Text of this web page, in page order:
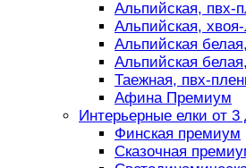
Альпийская, пвх-
Альпийская,
Альпийская
Альпийская
Таежная, пвх-
Афина Премиум
Интерьерные елки от
Финская премиум
Сказочная